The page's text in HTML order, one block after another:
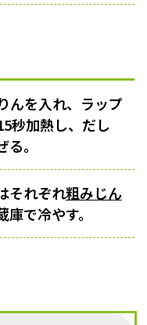
んを入れ、ラップ
秒加熱し、だし
。
それぞれ粗みじん
で冷やす。